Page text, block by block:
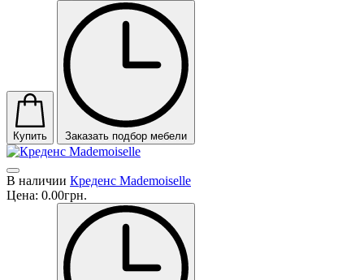
Купить Заказать подбор мебели
В наличии Креденс Mademoiselle
Цена: 0.00грн.